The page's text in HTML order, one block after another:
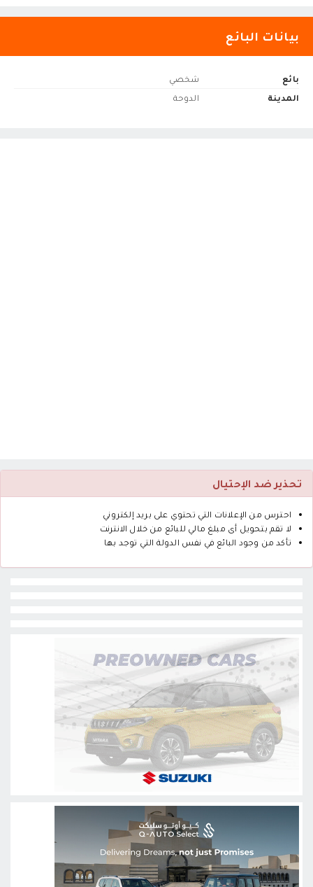
بيانات البائع
بائع
شخصي
المدينة
الدوحة
تحذير ضد الإحتيال
احترس من الإعلانات التي تحتوي على بريد إلكتروني
لا تقم بتحويل أى مبلغ مالي للبائع من خلال الانترنت
تأكد من وجود البائع في نفس الدولة التي توجد بها